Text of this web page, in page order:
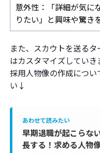
意外性：「詳細が気に
りたい」と興味や驚き
また、スカウトを送る
はカスタマイズしていき
採用人物像の作成につ
い↓
あわせて読みたい
早期退職が起こらな
長する！求める人物